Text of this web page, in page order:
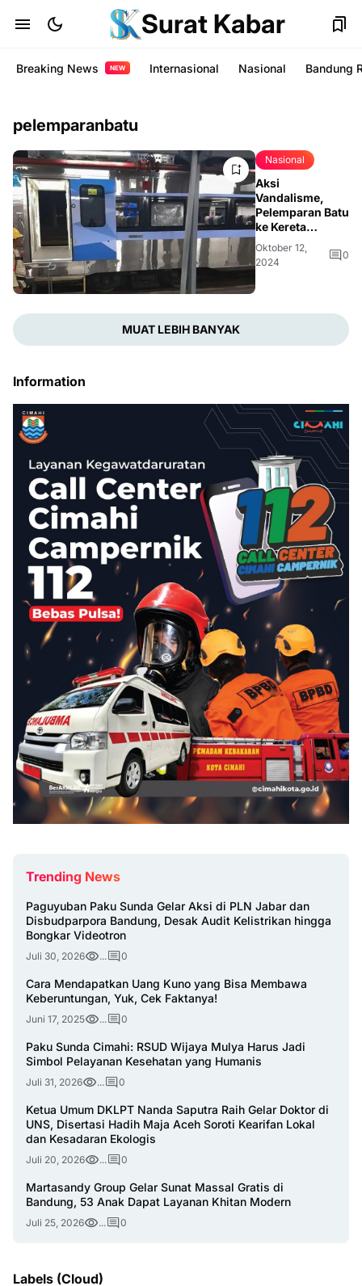
Surat Kabar
Breaking News NEW Internasional Nasional Bandung
pelemparanbatu
Nasional
Aksi
Vandalisme,
Pelemparan Batu
ke Kereta
Logawa, Polisi
Kejar Pelaku
Oktober 12,
2024
0
MUAT LEBIH BANYAK
Information
Trending News
Paguyuban Paku Sunda Gelar Aksi di PLN Jabar dan
Disbudparpora Bandung, Desak Audit Kelistrikan hingga
Bongkar Videotron
Juli 30, 2026 ... 0
Cara Mendapatkan Uang Kuno yang Bisa Membawa
Keberuntungan, Yuk, Cek Faktanya!
Juni 17, 2025 ... 0
Paku Sunda Cimahi: RSUD Wijaya Mulya Harus Jadi
Simbol Pelayanan Kesehatan yang Humanis
Juli 31, 2026 ... 0
Ketua Umum DKLPT Nanda Saputra Raih Gelar Doktor di
UNS, Disertasi Hadih Maja Aceh Soroti Kearifan Lokal
dan Kesadaran Ekologis
Juli 20, 2026 ... 0
Martasandy Group Gelar Sunat Massal Gratis di
Bandung, 53 Anak Dapat Layanan Khitan Modern
Juli 25, 2026 ... 0
Labels (Cloud)